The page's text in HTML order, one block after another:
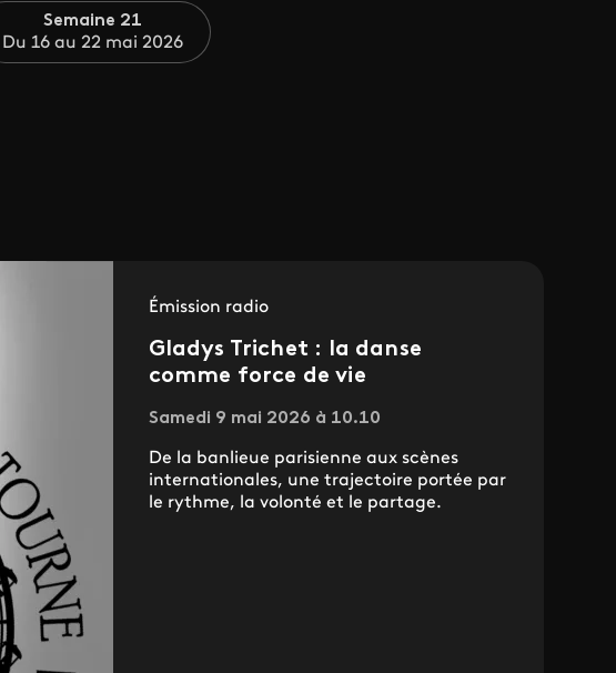
Semaine 21
Du 16 au 22 mai 2026
Émission radio
Gladys Trichet : la danse
comme force de vie
Samedi 9 mai 2026 à 10.10
De la banlieue parisienne aux scènes
internationales, une trajectoire portée par
le rythme, la volonté et le partage.